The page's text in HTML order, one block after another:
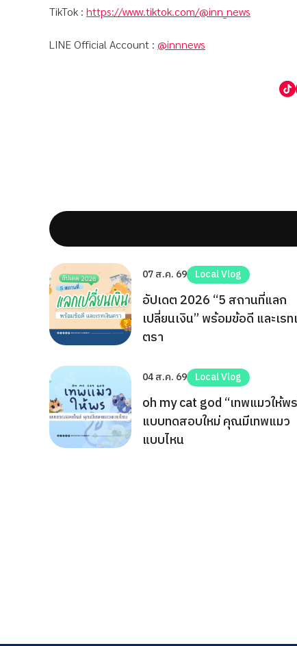
TikTok : https://www.tiktok.com/@inn_news
LINE Official Account : @innnews
07 ส.ค. 69 Local Vlog
อัปเดต 2026 “5 สถานที่แลก
เปลี่ยนเงิน” พร้อมข้อดี และเรท
ตรา
04 ส.ค. 69 Local Vlog
oh my cat god “เทพแมวให้พ
แบบทดสอบใหม่ คุณมีเทพแมว
แบบไหน